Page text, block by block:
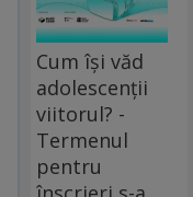
Cum își văd
adolescenții
viitorul? -
Termenul
pentru